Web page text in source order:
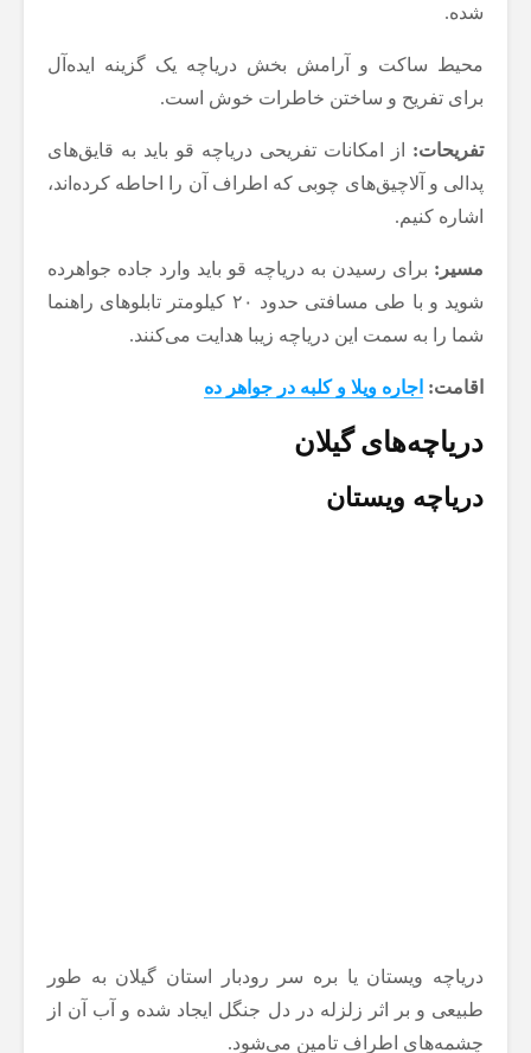
شده.
محیط ساکت و آرامش بخش دریاچه یک گزینه ایده‌آل
برای تفریح و ساختن خاطرات خوش است.
تفریحات: از امکانات تفریحی دریاچه قو باید به قایق‌های
پدالی و آلاچیق‌های چوبی که اطراف آن را احاطه کرده‌اند،
اشاره کنیم.
مسیر: برای رسیدن به دریاچه قو باید وارد جاده جواهرده
شوید و با طی مسافتی حدود ۲۰ کیلومتر تابلوهای راهنما
شما را به سمت این دریاچه زیبا هدایت می‌کنند.
اقامت: اجاره ویلا و کلبه در جواهر ده
دریاچه‌های گیلان
دریاچه ویستان
دریاچه ویستان یا بره سر رودبار استان گیلان به طور
طبیعی و بر اثر زلزله در دل جنگل ایجاد شده و آب آن از
چشمه‌های اطراف تامین می‌شود.